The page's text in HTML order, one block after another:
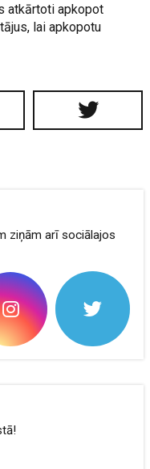
atkārtoti apkopot
lai apkopotu
ziņām arī sociālajos